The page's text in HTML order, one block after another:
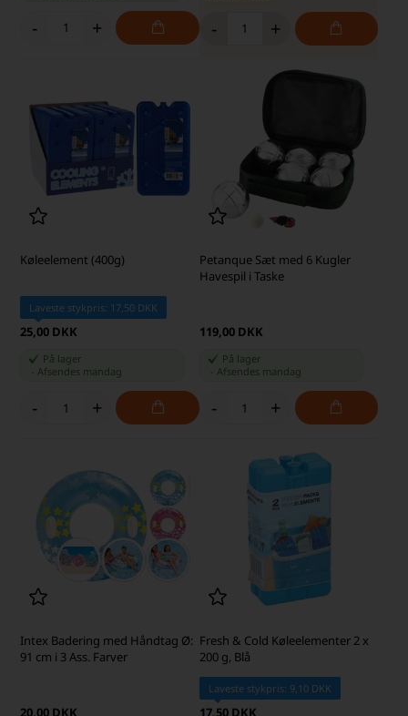
- + - +
Køleelement (400g)
Laveste stykpris: 17,50 DKK
25,00 DKK
På lager
-Afsendes mandag
- +
Petanque Sæt med 6 Kugler
Havespil i Taske
119,00 DKK
På lager
Afsendes mandag
- +
Intex Badering med Håndtag Ø:
91 cm i 3 Ass. Farver
20,00 DKK
Fresh & Cold Køleelementer 2 x
200 g, Blå
Laveste stykpris: 9,10 DKK
17,50 DKK